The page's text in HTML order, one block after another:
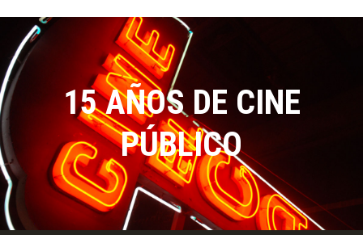
15 AÑOS DE CINE
PÚBLICO